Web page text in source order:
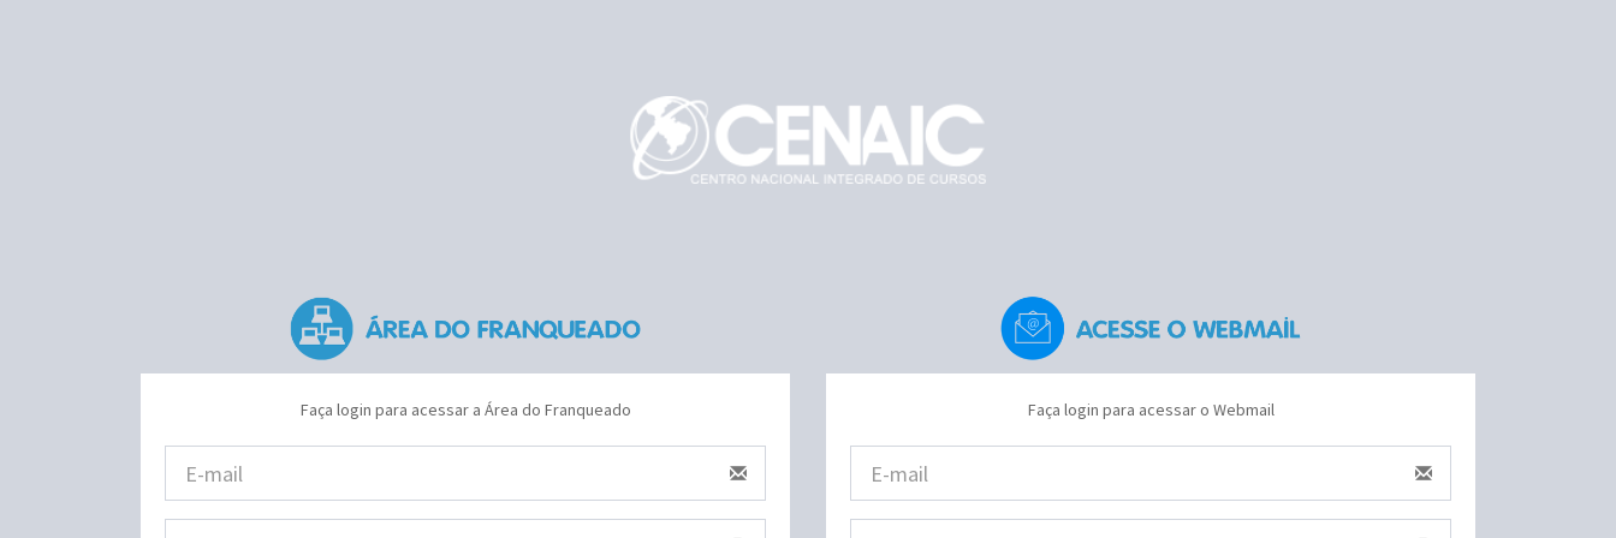
Faça login para acessar a Área do Franqueado Faça login para acessar o Webmail